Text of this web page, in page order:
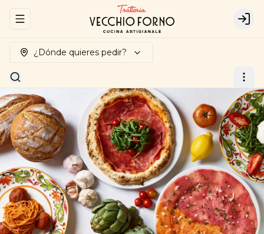
Abrir menu de navegación
¿Dónde quieres pedir?